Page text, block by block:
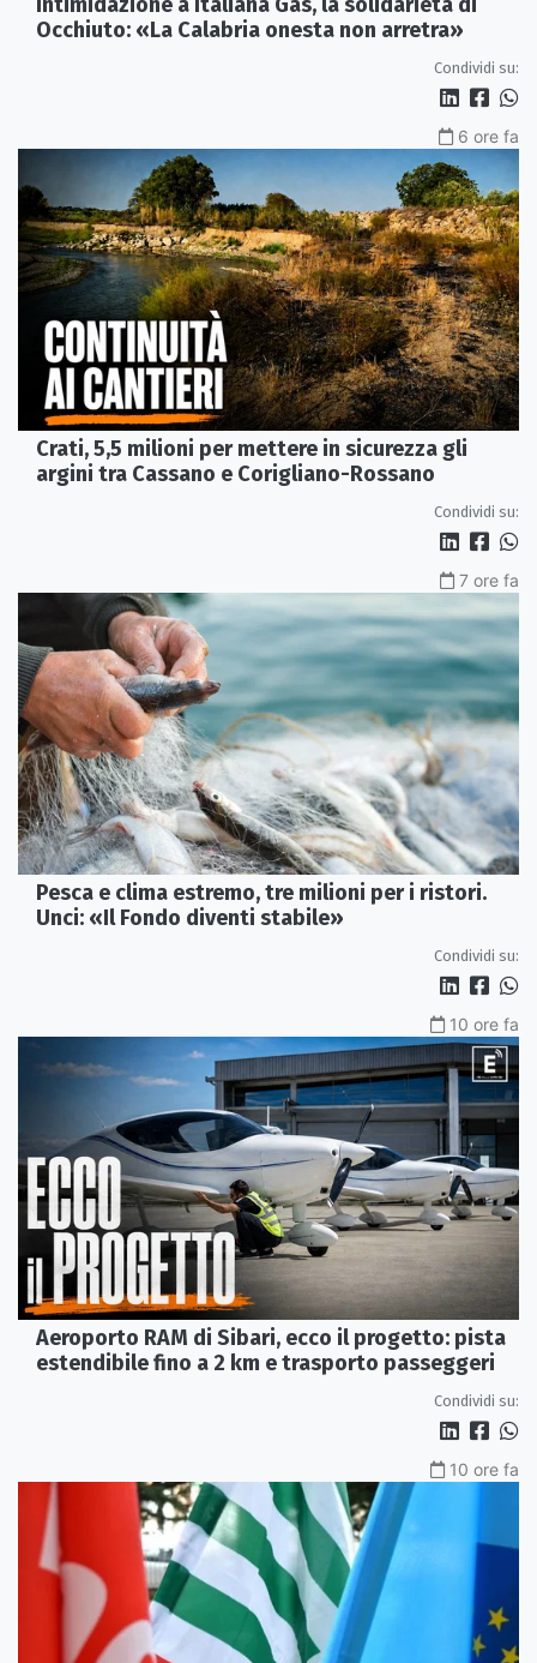
Occhiuto: «La Calabria onesta non arretra»
Condividi su:
6 ore fa
Crati, 5,5 milioni per mettere in sicurezza gli
argini tra Cassano e Corigliano-Rossano
Condividi su:
7 ore fa
Pesca e clima estremo, tre milioni per i ristori.
Unci: «Il Fondo diventi stabile»
Condividi su:
10 ore fa
Aeroporto RAM di Sibari, ecco il progetto: pista
estendibile fino a 2 km e trasporto passeggeri
Condividi su:
10 ore fa